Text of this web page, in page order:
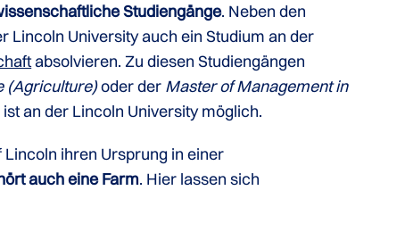
Studiengänge. Neben den
Lincoln University auch ein Studium an der
absolvieren. Zu diesen Studiengängen
(Agriculture)oder der Master of Management in
an der Lincoln University möglich.
Lincoln ihren Ursprung in einer
auch eine Farm. Hier lassen sich